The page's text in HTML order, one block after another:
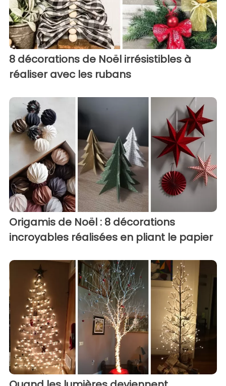
8 décorations de Noël irrésistibles à
réaliser avec les rubans
Origamis de Noël : 8 décorations
incroyables réalisées en pliant le papier